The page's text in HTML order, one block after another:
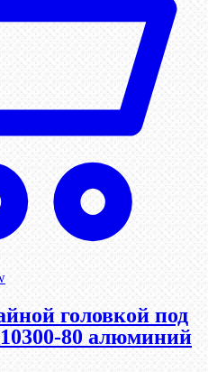
головкой под
80 алюминий